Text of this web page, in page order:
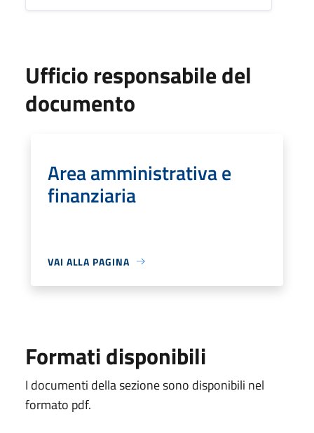
Ufficio responsabile del
documento
Area amministrativa e
finanziaria
VAI ALLA PAGINA
Formati disponibili
I documenti della sezione sono disponibili nel
formato pdf.